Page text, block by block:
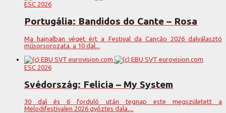
ESC 2026
Portugália: Bandidos do Cante – Rosa
Ma hajnalban véget ért a Festival da Canção 2026 dalválasztó
műsorsorozata. a 10 dal...
ESC 2026
Svédország: Felicia – My System
30 dal és 6 forduló után tegnap este megszületett a
Melodifestivalen 2026 győztes dala....